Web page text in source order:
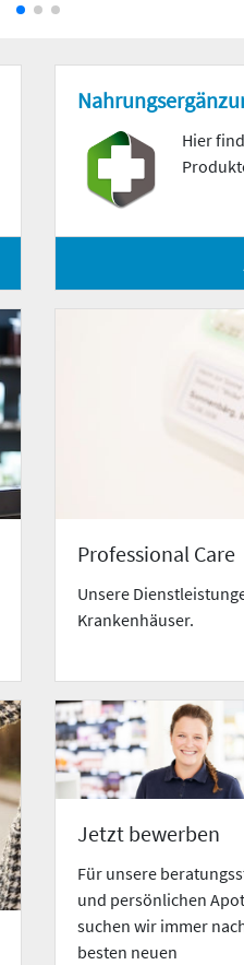
Hier
Professional Care
Unsere
Krankenhäuser.
Jetzt bewerben
Für unsere
und persönlichen
suchen wir immer
besten neuen